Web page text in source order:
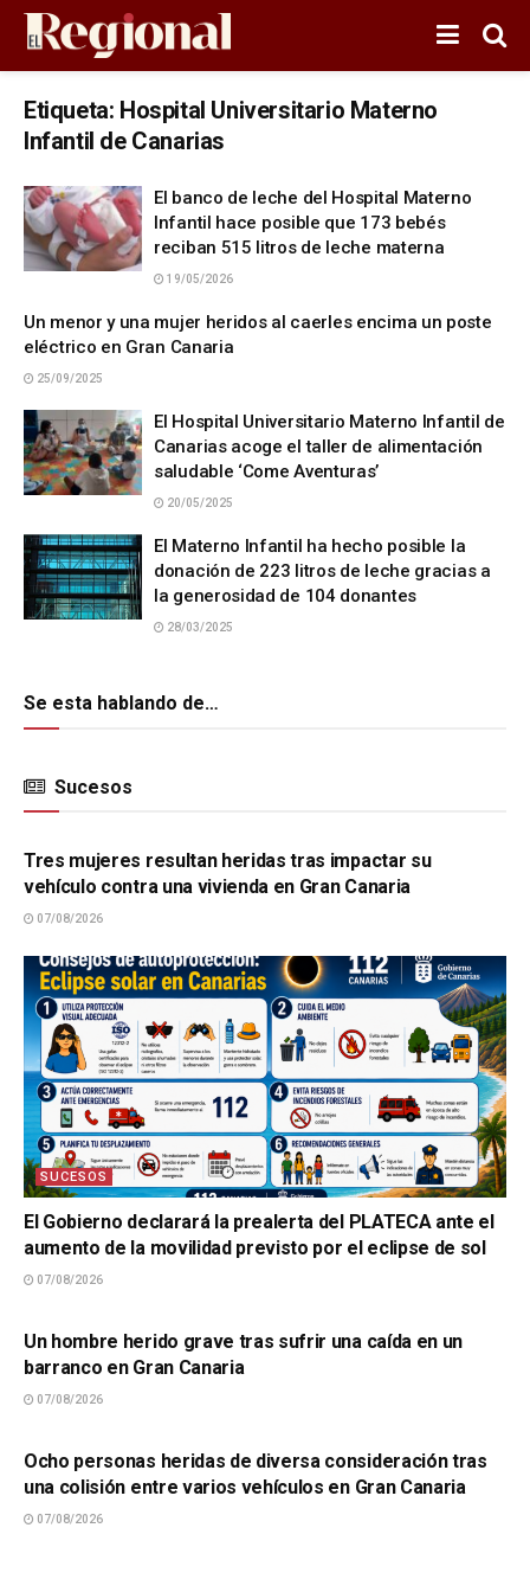
Etiqueta: Hospital Universitario Materno
Infantil de Canarias
El banco de leche del Hospital Materno
Infantil hace posible que 173 bebés
reciban 515 litros de leche materna
19/05/2026
Un menor y una mujer heridos al caerles encima un poste
eléctrico en Gran Canaria
25/09/2025
El Hospital Universitario Materno Infantil de
Canarias acoge el taller de alimentación
saludable ‘Come Aventuras’
20/05/2025
El Materno Infantil ha hecho posible la
donación de 223 litros de leche gracias a
la generosidad de 104 donantes
28/03/2025
Se esta hablando de…
Sucesos
SUCESOS
Tres mujeres resultan heridas tras impactar su
vehículo contra una vivienda en Gran Canaria
07/08/2026
SUCESOS
El Gobierno declarará la prealerta del PLATECA ante el
aumento de la movilidad previsto por el eclipse de sol
07/08/2026
Un hombre herido grave tras sufrir una caída en un
barranco en Gran Canaria
07/08/2026
Ocho personas heridas de diversa consideración tras
una colisión entre varios vehículos en Gran Canaria
07/08/2026